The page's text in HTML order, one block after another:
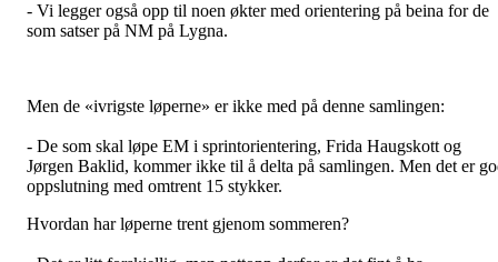
- Vi legger også opp til noen økter med orientering på beina for de
som satser på NM på Lygna.
Men de «ivrigste løperne» er ikke med på denne samlingen:
- De som skal løpe EM i sprintorientering, Frida Haugskott og
Jørgen Baklid, kommer ikke til å delta på samlingen. Men det er
oppslutning med omtrent 15 stykker.
Hvordan har løperne trent gjenom sommeren?